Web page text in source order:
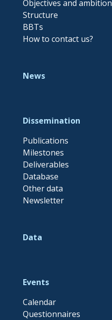
Objectives and ambition
Structure
BBTs
How to contact us?
News
Dissemination
Publications
Milestones
Deliverables
Database
Other data
Newsletter
Data
Events
Calendar
Questionnaires